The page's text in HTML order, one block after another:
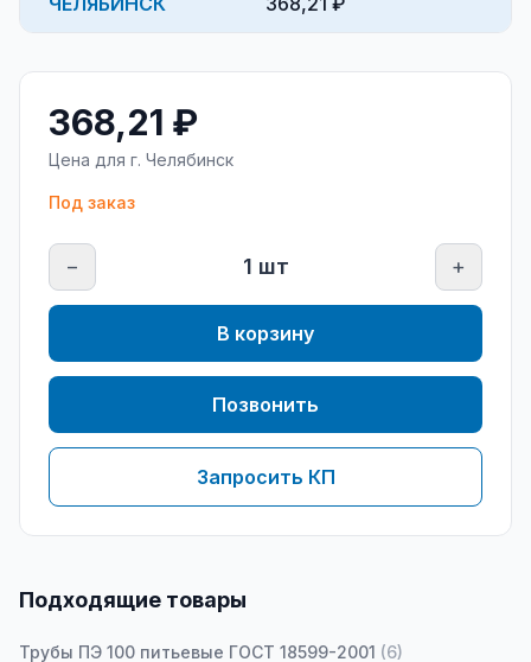
368,21 ₽
Цена для г. Челябинск
Под заказ
− 1 шт +
В корзину
Позвонить
Запросить КП
Подходящие товары
Трубы ПЭ 100 питьевые ГОСТ 18599-2001 (6)